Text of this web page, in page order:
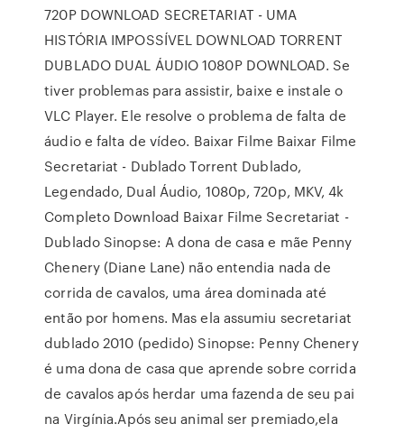
720P DOWNLOAD SECRETARIAT - UMA
HISTÓRIA IMPOSSÍVEL DOWNLOAD TORRENT
DUBLADO DUAL ÁUDIO 1080P DOWNLOAD. Se
tiver problemas para assistir, baixe e instale o
VLC Player. Ele resolve o problema de falta de
áudio e falta de vídeo. Baixar Filme Baixar Filme
Secretariat - Dublado Torrent Dublado,
Legendado, Dual Áudio, 1080p, 720p, MKV, 4k
Completo Download Baixar Filme Secretariat -
Dublado Sinopse: A dona de casa e mãe Penny
Chenery (Diane Lane) não entendia nada de
corrida de cavalos, uma área dominada até
então por homens. Mas ela assumiu secretariat
dublado 2010 (pedido) Sinopse: Penny Chenery
é uma dona de casa que aprende sobre corrida
de cavalos após herdar uma fazenda de seu pai
na Virgínia.Após seu animal ser premiado,ela